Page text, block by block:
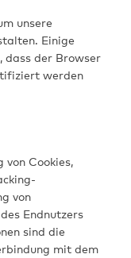
unsere
Einige
dass der Browser
werden
von Cookies,
von
Endnutzers
sind die
mit dem